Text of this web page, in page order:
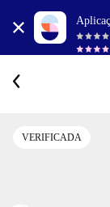
VERIFICADA